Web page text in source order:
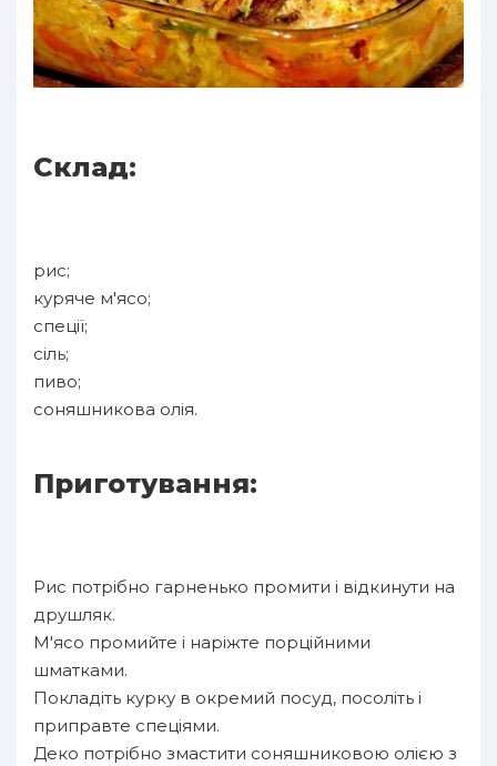
Склад:
рис;
куряче м'ясо;
спеції;
сіль;
пиво;
соняшникова олія.
Приготування:
Рис потрібно гарненько промити і відкинути на
друшляк.
М'ясо промийте і наріжте порційними
шматками.
Покладіть курку в окремий посуд, посоліть і
приправте спеціями.
Деко потрібно змастити соняшниковою олією з